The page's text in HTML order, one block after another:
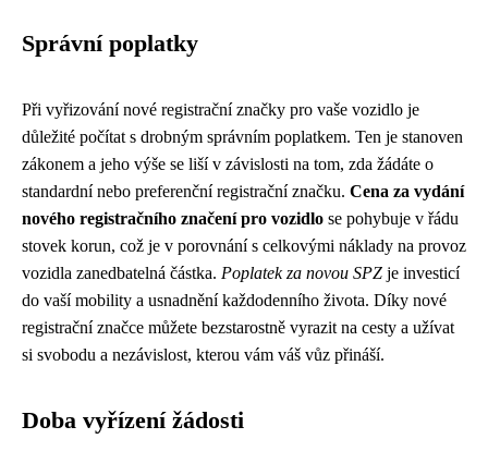
Správní poplatky
Při vyřizování nové registrační značky pro vaše vozidlo je
důležité počítat s drobným správním poplatkem. Ten je stanoven
zákonem a jeho výše se liší v závislosti na tom, zda žádáte o
standardní nebo preferenční registrační značku. Cena za vydání
nového registračního značení pro vozidlo se pohybuje v řádu
stovek korun, což je v porovnání s celkovými náklady na provoz
vozidla zanedbatelná částka. Poplatek za novou SPZ je investicí
do vaší mobility a usnadnění každodenního života. Díky nové
registrační značce můžete bezstarostně vyrazit na cesty a užívat
si svobodu a nezávislost, kterou vám váš vůz přináší.
Doba vyřízení žádosti